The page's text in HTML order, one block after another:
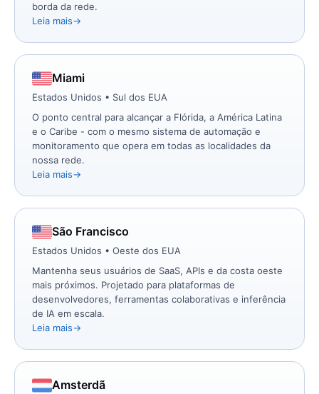
borda da rede.
Leia mais
Miami
Estados Unidos • Sul dos EUA
O ponto central para alcançar a Flórida, a América Latina
e o Caribe - com o mesmo sistema de automação e
monitoramento que opera em todas as localidades da
nossa rede.
Leia mais
São Francisco
Estados Unidos • Oeste dos EUA
Mantenha seus usuários de SaaS, APIs e da costa oeste
mais próximos. Projetado para plataformas de
desenvolvedores, ferramentas colaborativas e inferência
de IA em escala.
Leia mais
Amsterdã